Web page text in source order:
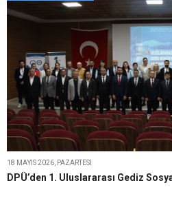
18 MAYIS 2026, PAZARTESI
DPÜ’den 1. Uluslararası Gediz